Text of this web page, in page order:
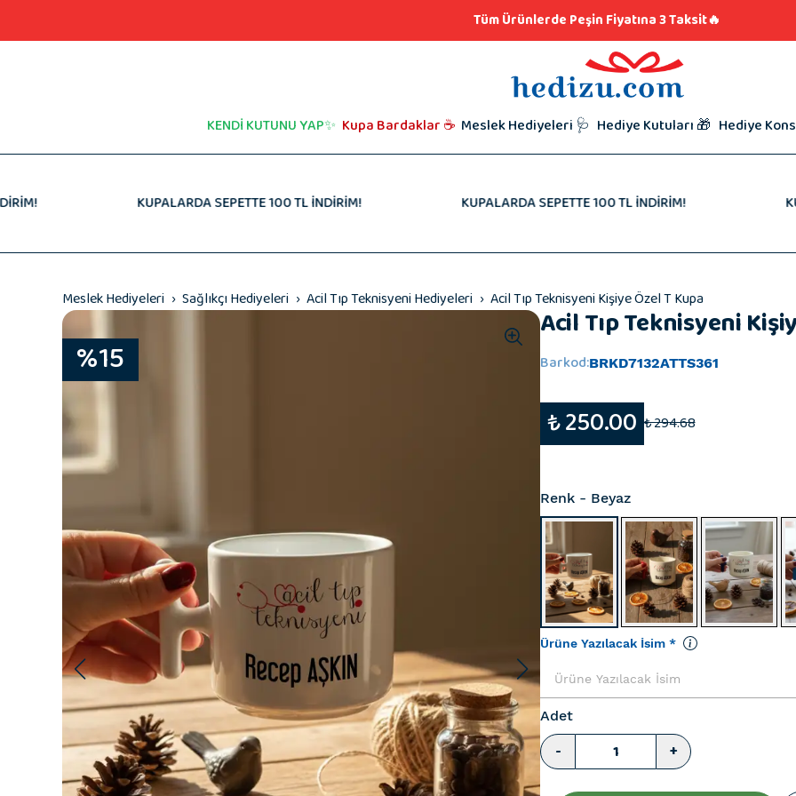
Tüm Ürünlerde Peşin Fiyatına 3 Taksit🔥
KENDİ KUTUNU YAP✨ Kupa Bardaklar ☕ Meslek Hediyeleri 🩺 Hediye Kutuları 🎁 Hediye
Taraftar
Hediyeleri
Kardeşe
KUPALARDA SEPETTE 100 TL İNDİRİM! KUPALARDA SEPETTE 100 TL İNDİRİM!
Meslek Hediyeleri Sağlıkçı Hediyeleri Acil Tıp Teknisyeni Hediyeleri Acil Tıp Teknisyeni Kişiye Özel T Kupa
%15
Acil Tıp Teknisyeni
Barkod:BRKD7132ATTS361
₺ 250.00 ₺ 294.68
Renk - Beyaz
Ürüne Yazılacak İsim *
Adet
- +